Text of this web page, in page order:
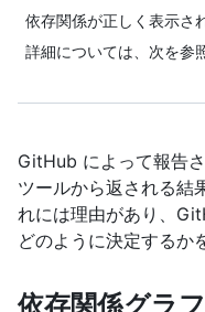
依存関係が正しく表示さ
詳細については、次を参
GitHub によって報告
ツールから返される結
れには理由があり、
どのように決定するか
依存関係グラ